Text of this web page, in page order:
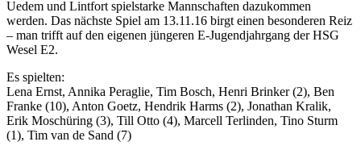
Uedem und Lintfort spielstarke Mannschaften dazukommen
werden. Das nächste Spiel am 13.11.16 birgt einen besonderen Reiz
– man trifft auf den eigenen jüngeren E-Jugendjahrgang der HSG
Wesel E2.
Es spielten:
Lena Ernst, Annika Peraglie, Tim Bosch, Henri Brinker (2), Ben
Franke (10), Anton Goetz, Hendrik Harms (2), Jonathan Kralik,
Erik Moschüring (3), Till Otto (4), Marcell Terlinden, Tino Sturm
(1), Tim van de Sand (7)